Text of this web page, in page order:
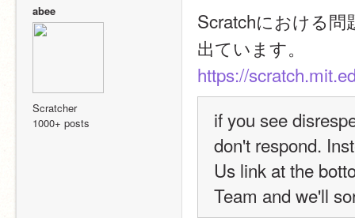
abee
Scratcher
1000+ posts
Scratchにおける問
出ています。
https://
if you see
don't respond.
Us link at the
Team and we'll